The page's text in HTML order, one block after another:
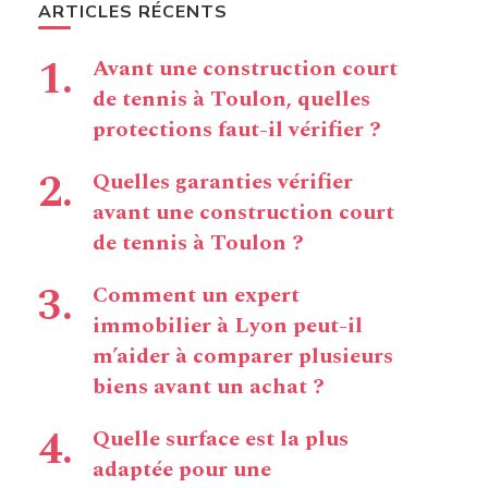
ARTICLES RÉCENTS
Avant une construction court
de tennis à Toulon, quelles
protections faut-il vérifier ?
Quelles garanties vérifier
avant une construction court
de tennis à Toulon ?
Comment un expert
immobilier à Lyon peut-il
m’aider à comparer plusieurs
biens avant un achat ?
Quelle surface est la plus
adaptée pour une